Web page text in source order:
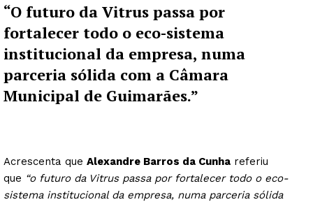
“O futuro da Vitrus passa por
fortalecer todo o eco-sistema
institucional da empresa, numa
parceria sólida com a Câmara
Municipal de Guimarães.”
Acrescenta que Alexandre Barros da Cunha referiu
que “o futuro da Vitrus passa por fortalecer todo o eco-
sistema institucional da empresa, numa parceria sólida